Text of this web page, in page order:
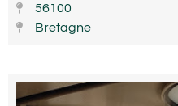
56100
Bretagne